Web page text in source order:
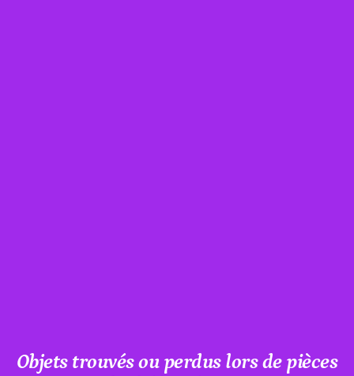
Objets trouvés ou perdus lors de pièces